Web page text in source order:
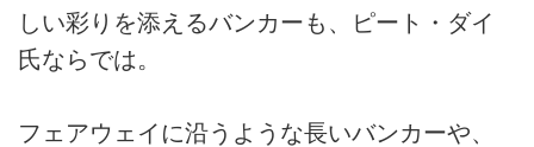
しい彩りを添えるバンカーも、ピート・ダイ
氏ならでは。
フェアウェイに沿うような長いバンカーや、